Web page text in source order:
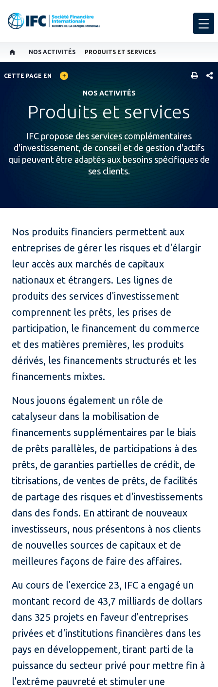
NOS ACTIVITÉS PRODUITS ET SERVICES
GLOBAL LANGUAGE TOGGLER
CETTE PAGE EN
NOS ACTIVITÉS
Produits et services
IFC propose des services complémentaires
d'investissement, de conseil et de gestion d'actifs
qui peuvent être adaptés aux besoins spécifiques de
ses clients.
Nos produits financiers permettent aux
entreprises de gérer les risques et d'élargir
leur accès aux marchés de capitaux
nationaux et étrangers. Les lignes de
produits des services d'investissement
comprennent les prêts, les prises de
participation, le financement du commerce
et des matières premières, les produits
dérivés, les financements structurés et les
financements mixtes.
Nous jouons également un rôle de
catalyseur dans la mobilisation de
financements supplémentaires par le biais
de prêts parallèles, de participations à des
prêts, de garanties partielles de crédit, de
titrisations, de ventes de prêts, de facilités
de partage des risques et d'investissements
dans des fonds. En attirant de nouveaux
investisseurs, nous présentons à nos clients
de nouvelles sources de capitaux et de
meilleures façons de faire des affaires.
Au cours de l'exercice 23, IFC a engagé un
montant record de 43,7 milliards de dollars
dans 325 projets en faveur d'entreprises
privées et d'institutions financières dans les
pays en développement, tirant parti de la
puissance du secteur privé pour mettre fin à
l'extrême pauvreté et stimuler une